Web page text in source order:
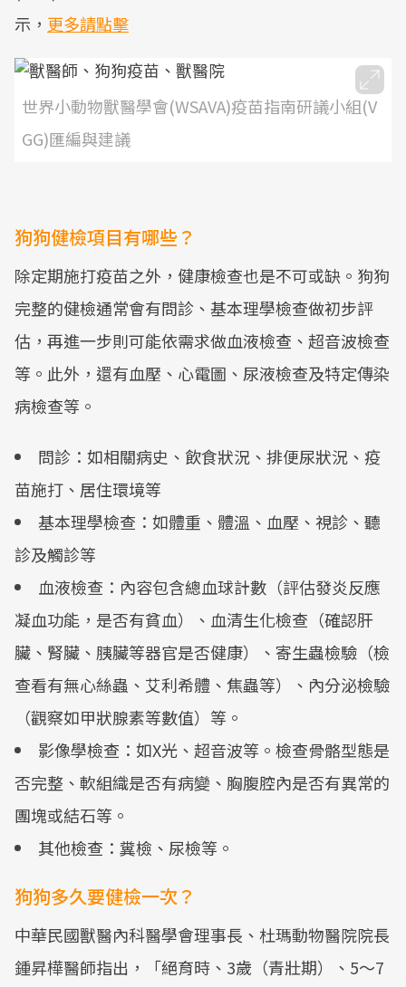
示， 更多請點擊
世界小動物獸醫學會(WSAVA)疫苗指南研議小組(V
GG)匯編與建議
狗狗健檢項目有哪些？
除定期施打疫苗之外，健康檢查也是不可或缺。狗狗
完整的健檢通常會有問診、基本理學檢查做初步評
估，再進一步則可能依需求做血液檢查、超音波檢查
等。此外，還有血壓、心電圖、尿液檢查及特定傳染
病檢查等。
問診：如相關病史、飲食狀況、排便尿狀況、疫
苗施打、居住環境等
基本理學檢查：如體重、體溫、血壓、視診、聽
診及觸診等
血液檢查：內容包含總血球計數（評估發炎反應
凝血功能，是否有貧血）、血清生化檢查（確認肝
臟、腎臟、胰臟等器官是否健康）、寄生蟲檢驗（檢
查看有無心絲蟲、艾利希體、焦蟲等）、內分泌檢驗
（觀察如甲狀腺素等數值）等。
影像學檢查：如X光、超音波等。檢查骨骼型態是
否完整、軟組織是否有病變、胸腹腔內是否有異常的
團塊或結石等。
其他檢查：糞檢、尿檢等。
狗狗多久要健檢一次？
中華民國獸醫內科醫學會理事長、杜瑪動物醫院院長
鍾昇樺醫師指出，「絕育時、3歲（青壯期）、5～7